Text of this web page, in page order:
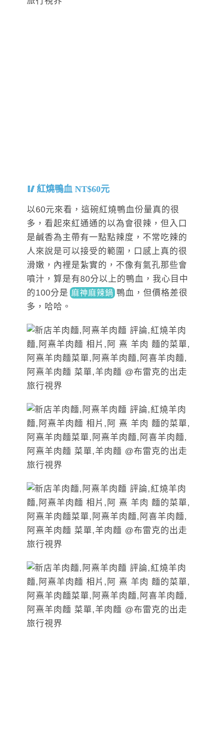
紅燒鴨血 NT$60元
以60元來看，這碗紅燒鴨血份量真的很
多，看起來紅通通的以為會很辣，但入口
是鹹香為主帶有一點點辣度，不常吃辣的
人來說是可以接受的範圍，口感上真的很
滑嫩，內裡是紮實的，不像有氣孔那些會
噴汁，算是有80分以上的鴨血，我心目中
的100分是 麻神麻辣鍋 鴨血，但價格差很
多，哈哈。